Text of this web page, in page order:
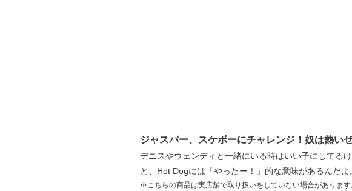
ジャスパー、スケボーにチャレンジ！奴は熱いぜ
デニスやウェンディと一緒にいる時はいい子にしてる
と、Hot Dogには「やったー！」的な意味があるんだよ
※こちらの商品は実店舗で取り扱いをしていない場合がありま